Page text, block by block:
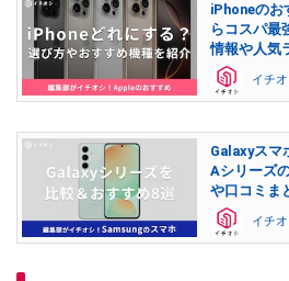
iPhoneのお
らコスパ最
情報や人気
イチ
Galaxyスマ
Aシリーズ
や口コミま
イチ